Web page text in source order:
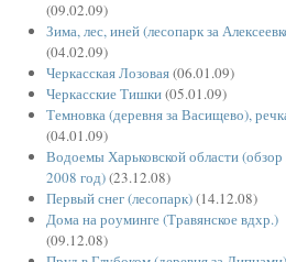
(09.02.09)
Зима, лес, иней (лесопарк за
(04.02.09)
Черкасская Лозовая(06.01.09)
Черкасские Тишки(05.01.09)
Темновка (деревня за Васищево),
(04.01.09)
Водоемы Харьковской области (обзор
2008 год)(23.12.08)
Первый снег (лесопарк)(14.12.08)
Дома на роуминге (Травянское вдхр.)
(09.12.08)